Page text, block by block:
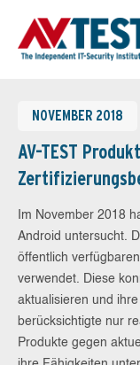
NOVEMBER 2018
AV-TEST
Im November 2018
Android untersucht.
öffentlich
verwendet. Diese
aktualisieren und ihre
berücksichtigte nur
Produkte gegen